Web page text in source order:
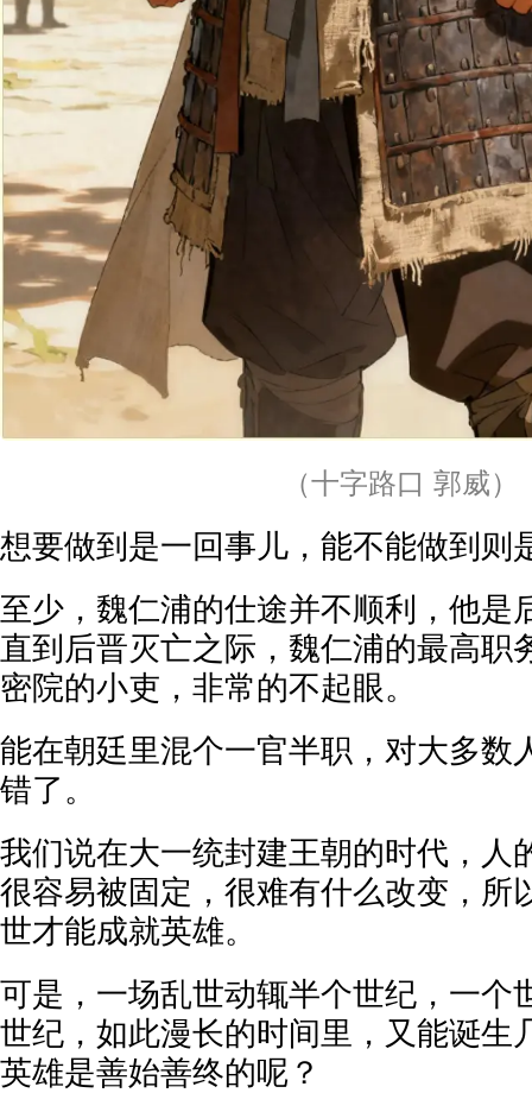
（十字路口 郭威）
想要做到是一回事儿，能不能做到则
至少，魏仁浦的仕途并不顺利，他是
直到后晋灭亡之际，魏仁浦的最高职
密院的小吏，非常的不起眼。
能在朝廷里混个一官半职，对大多数
错了。
我们说在大一统封建王朝的时代，人
很容易被固定，很难有什么改变，所
世才能成就英雄。
可是，一场乱世动辄半个世纪，一个
世纪，如此漫长的时间里，又能诞生
英雄是善始善终的呢？